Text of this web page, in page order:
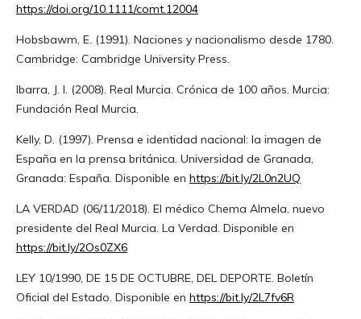
https://doi.org/10.1111/comt.12004
Hobsbawm, E. (1991). Naciones y nacionalismo desde 1780.
Cambridge: Cambridge University Press.
Ibarra, J. I. (2008). Real Murcia. Crónica de 100 años. Murcia:
Fundación Real Murcia.
Kelly, D. (1997). Prensa e identidad nacional: la imagen de
España en la prensa británica. Universidad de Granada,
Granada: España. Disponible en https://bit.ly/2L0n2UQ
LA VERDAD (06/11/2018). El médico Chema Almela, nuevo
presidente del Real Murcia. La Verdad. Disponible en
https://bit.ly/2Os0ZX6
LEY 10/1990, DE 15 DE OCTUBRE, DEL DEPORTE. Boletín
Oficial del Estado. Disponible en https://bit.ly/2L7fv6R